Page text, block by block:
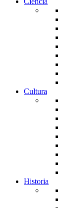
Cultura
Historia